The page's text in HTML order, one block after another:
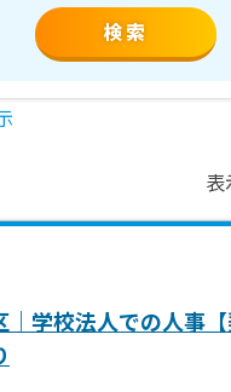
検索
表
｜学校法人での人事